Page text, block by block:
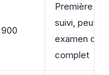
Première
suivi, peut
examen
complet